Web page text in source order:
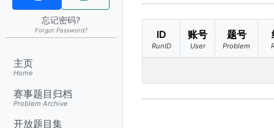
忘记密码?
Forgot Password?
主页
Home
赛事题目归档
Problem Archive
开放题目集
ID
RunID
账号
User
题号
Problem